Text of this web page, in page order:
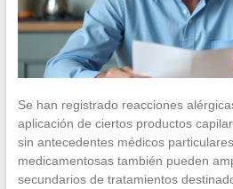
Se han registrado reacciones
aplicación de ciertos productos
sin antecedentes médicos
medicamentosas también pueden
secundarios de tratamientos